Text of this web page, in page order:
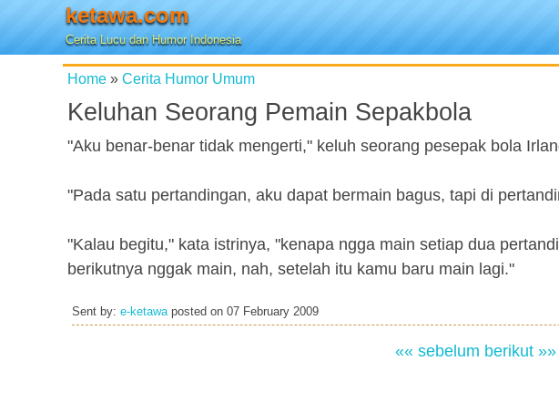
ketawa.com
Cerita Lucu dan Humor Indonesia
Home » Cerita Humor Umum
Keluhan Seorang Pemain Sepakbola
"Aku benar-benar tidak mengerti," keluh seorang pesepak bola
"Pada satu pertandingan, aku dapat bermain bagus, tapi di
"Kalau begitu," kata istrinya, "kenapa ngga main setiap dua
berikutnya nggak main, nah, setelah itu kamu baru main lagi."
Sent by: e-ketawaposted on 07 February 2009
«« sebelum berikut »»